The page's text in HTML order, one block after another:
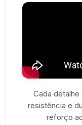
Cada detalhe
resistência e
reforço